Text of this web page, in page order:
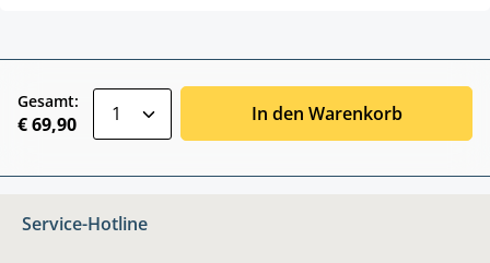
Gesamt:
€ 69,90 In den Warenkorb
Service-Hotline